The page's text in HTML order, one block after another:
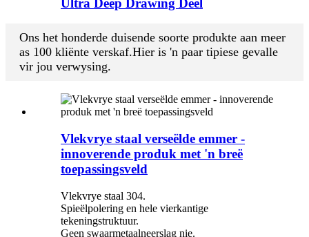
Ons het honderde duisende soorte produkte aan meer
as 100 kliënte verskaf.Hier is 'n paar tipiese gevalle
vir jou verwysing.
Vlekvrye staal verseëlde emmer -
innoverende produk met 'n breë
toepassingsveld
Vlekvrye staal 304.
Spieëlpolering en hele vierkantige
tekeningstruktuur.
Geen swaarmetaalneerslag nie.